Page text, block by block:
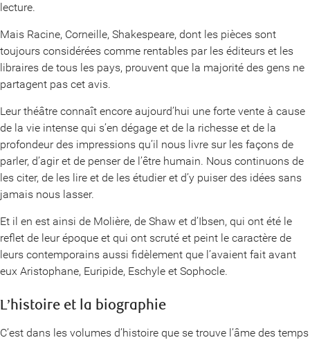
lecture.
Mais Racine, Corneille, Shakespeare, dont les pièces sont
toujours considérées comme rentables par les éditeurs et les
libraires de tous les pays, prouvent que la majorité des gens ne
partagent pas cet avis.
Leur théâtre connaît encore aujourd’hui une forte vente à cause
de la vie intense qui s’en dégage et de la richesse et de la
profondeur des impressions qu’il nous livre sur les façons de
parler, d’agir et de penser de l’être humain. Nous continuons de
les citer, de les lire et de les étudier et d’y puiser des idées sans
jamais nous lasser.
Et il en est ainsi de Molière, de Shaw et d’Ibsen, qui ont été le
reflet de leur époque et qui ont scruté et peint le caractère de
leurs contemporains aussi fidèlement que l’avaient fait avant
eux Aristophane, Euripide, Eschyle et Sophocle.
L’histoire et la biographie
C’est dans les volumes d’histoire que se trouve l’âme des temps